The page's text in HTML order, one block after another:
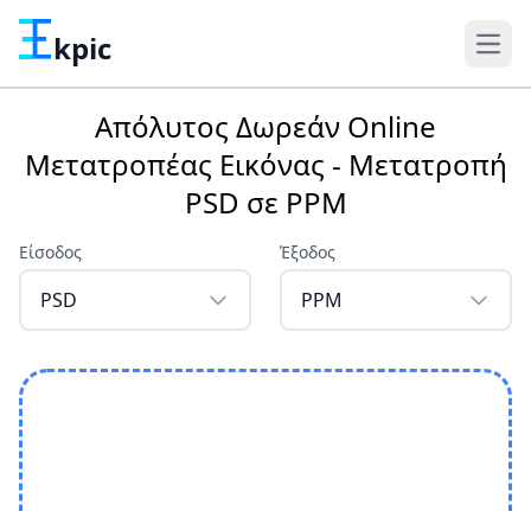
kpic
Απόλυτος Δωρεάν Online
Μετατροπέας Εικόνας - Μετατροπή
PSD σε PPM
Είσοδος
PSD
Έξοδος
PPM